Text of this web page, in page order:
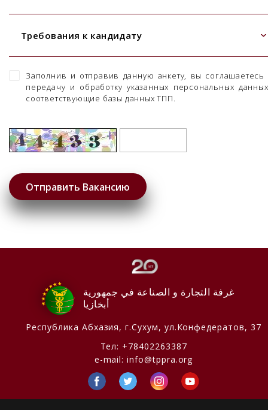
Требования к кандидату
Заполнив и отправив данную анкету, вы соглашаетесь
передачу и обработку указанных персональных
соответствующие базы данных ТПП.
غرفة التجارة و الصناعة في جمهورية
أبخازيا
Республика Абхазия, г.Сухум, ул.Конфедератов, 37
Тел: +78402263387
e-mail:info@tppra.org